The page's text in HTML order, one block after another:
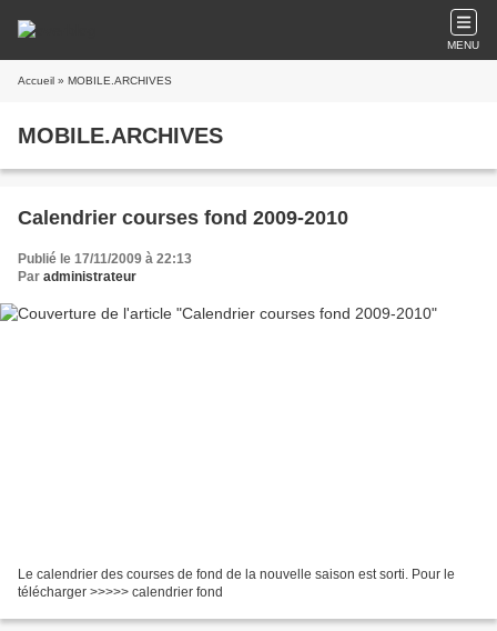
MENU
Accueil » MOBILE.ARCHIVES
MOBILE.ARCHIVES
Calendrier courses fond 2009-2010
Publié le 17/11/2009 à 22:13
Par administrateur
Le calendrier des courses de fond de la nouvelle saison est sorti. Pour le
télécharger >>>>> calendrier fond